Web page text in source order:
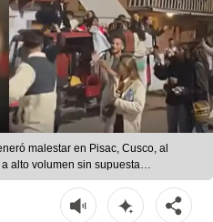
malestar en Pisac, Cusco, al
alto volumen sin supuesta
| Composición LR